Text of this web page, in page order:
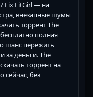
Fix FitGirl — на
внезапные шумы
торрент The
полная
шанс пережить
за деньги. The
торрент на
сейчас, без